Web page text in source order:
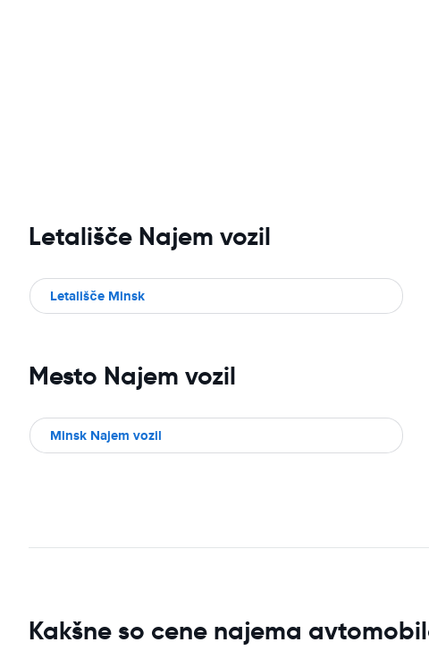
Letališče Najem vozil
Letališče Minsk
Mesto Najem vozil
Minsk Najem vozil
Kakšne so cene najema